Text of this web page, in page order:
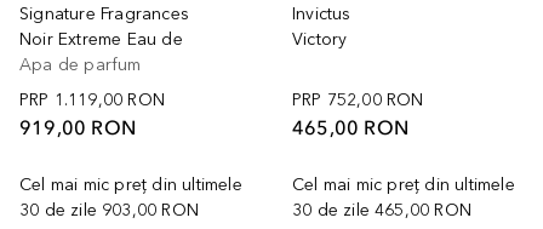
Signature Fragrances
Noir Extreme Eau de
Apa de parfum
PRP 1.119,00 RON
919,00 RON
Cel mai mic preț din ultimele
30 de zile 903,00 RON
Invictus
Victory
PRP 752,00 RON
465,00 RON
Cel mai mic preț din ultimele
30 de zile 465,00 RON